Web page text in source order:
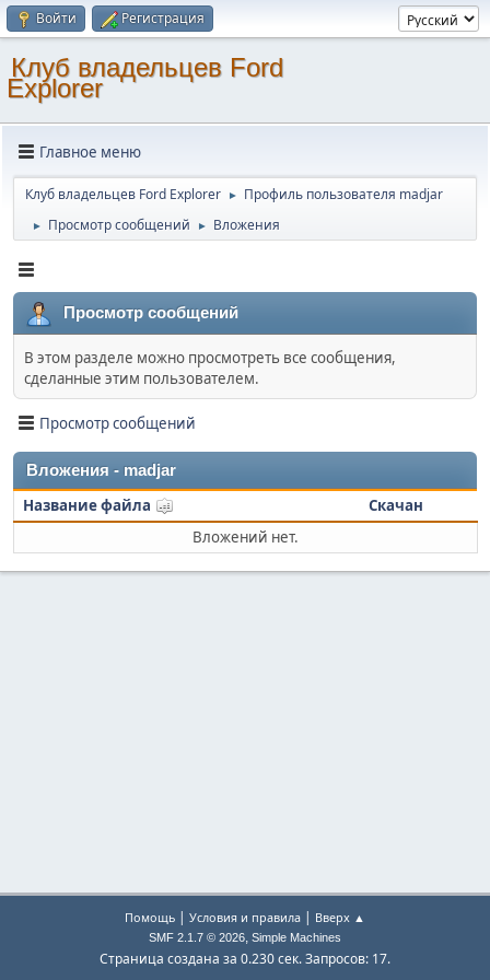
Войти Регистрация
Клуб владельцев Ford
Explorer
Главное меню
Клуб владельцев Ford Explorer ► Профиль пользователя madjar
► Просмотр сообщений ► Вложения
Просмотр сообщений
В этом разделе можно просмотреть все сообщения,
сделанные этим пользователем.
Просмотр сообщений
Вложения - madjar
Название файла
Скачан
Вложений нет.
Помощь | Условия и правила | Вверх ▲
SMF 2.1.7 © 2026, Simple Machines
Страница создана за 0.230 сек. Запросов: 17.